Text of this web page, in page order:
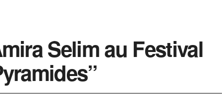
Selim au Festival